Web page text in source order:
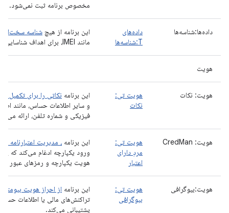
مخصوص برنامه ثبت نمی‌شود.
داده‌ها:شناسه‌ها
داده‌های
T:شناسه‌ها
این برنامه از هیچ شناسه
مانند IMEI، برای اهداف شناسایی استفاده نمی‌کند.
هویت
هویت: نکات
هویت تی:
نکات
این برنامه نکاتی را برای تکمیل
و سایر اطلاعات حساس، مانند
فیزیکی و شماره تلفن، ارائه
هویت: CredMan
هویت تی:
مردِ دارای
اعتبار
این برنامه ، مدیریت اعتبارنامه
ورود یکپارچه ادغام می‌کند که
هویت یکپارچه و رمزهای عبور را
هویت:بیوگرافی
هویت تی:
بیوگرافی
این برنامه از احراز هویت
تراکنش‌های مالی یا اطلاعات
پشتیبانی می‌کند.